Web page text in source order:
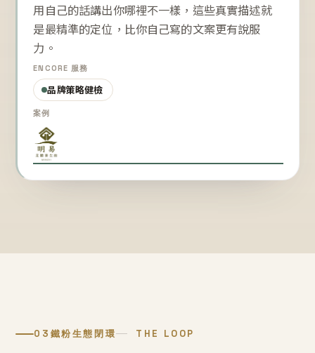
用自己的話講出你哪裡不一樣，這些真實描述就
是最精準的定位，比你自己寫的文案更有說服
力。
ENCORE 服務
品牌策略健檢
案例
03 鐵粉生態閉環 THE LOOP